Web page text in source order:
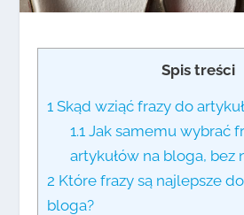
Spis treści
1 Skąd wziąć frazy do
1.1 Jak samemu wybrać
artykułów na bloga, bez
2 Które frazy są najlepsze
bloga?